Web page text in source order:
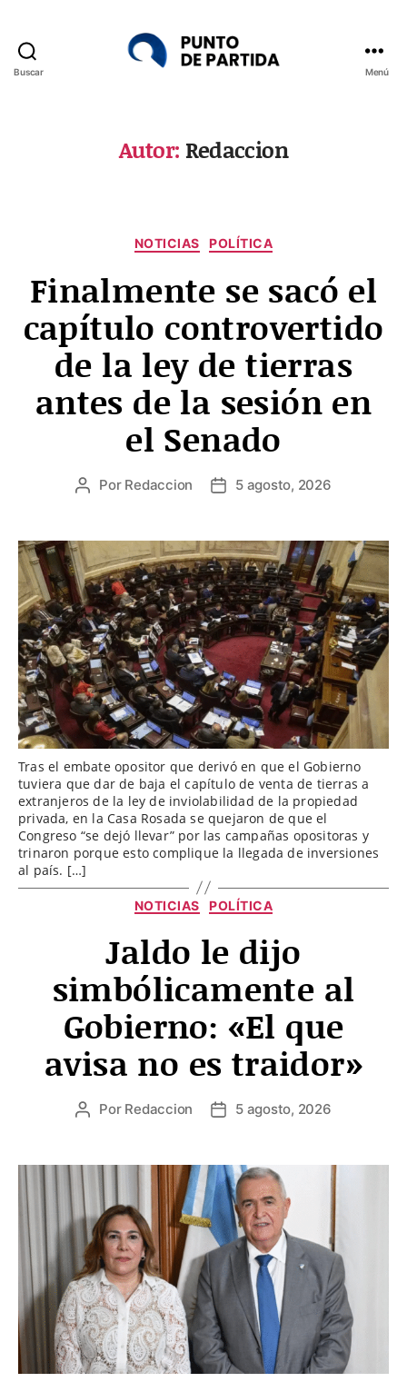
Buscar Menú
Autor: Redaccion
Categorías
NOTICIAS POLÍTICA
Finalmente se sacó el
capítulo controvertido
de la ley de tierras
antes de la sesión en
el Senado
Autor
entrada
Por Redaccion
Fecha
entrada
5 agosto, 2026
Tras el embate opositor que derivó en que el Gobierno
tuviera que dar de baja el capítulo de venta de tierras a
extranjeros de la ley de inviolabilidad de la propiedad
privada, en la Casa Rosada se quejaron de que el
Congreso “se dejó llevar” por las campañas opositoras y
trinaron porque esto complique la llegada de inversiones
al país. […]
Categorías
NOTICIAS POLÍTICA
Jaldo le dijo
simbólicamente al
Gobierno: «El que
avisa no es traidor»
Autor
entrada
Por Redaccion
Fecha
entrada
5 agosto, 2026